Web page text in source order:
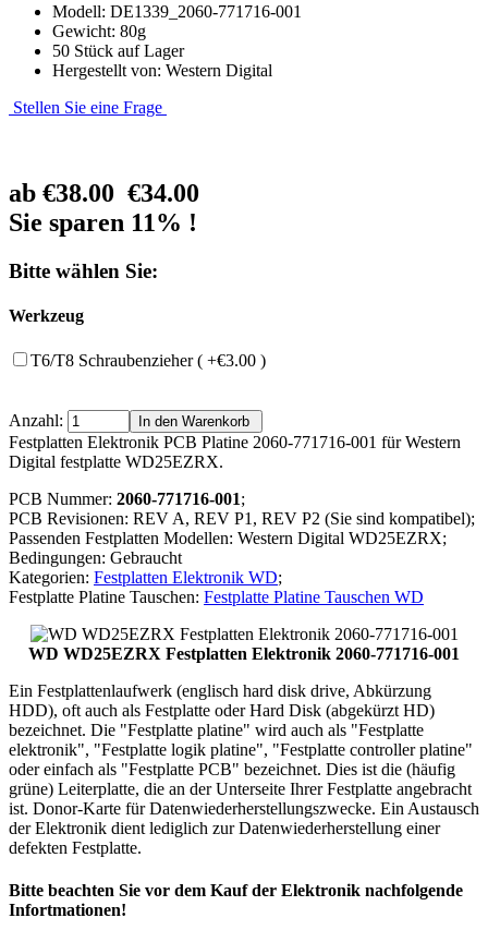
Modell: DE1339_2060-771716-001
Gewicht: 80g
50 Stück auf Lager
Hergestellt von: Western Digital
Stellen Sie eine Frage
ab €38.00 €34.00
Sie sparen 11% !
Bitte wählen Sie:
Werkzeug
T6/T8 Schraubenzieher ( +€3.00 )
Anzahl:
Festplatten Elektronik PCB Platine 2060-771716-001 für Western
Digital festplatte WD25EZRX.
PCB Nummer: 2060-771716-001;
PCB Revisionen: REV A, REV P1, REV P2 (Sie sind kompatibel);
Passenden Festplatten Modellen: Western Digital WD25EZRX;
Bedingungen: Gebraucht
Kategorien: Festplatten Elektronik WD;
Festplatte Platine Tauschen: Festplatte Platine Tauschen WD
WD WD25EZRX Festplatten Elektronik 2060-771716-001
Ein Festplattenlaufwerk (englisch hard disk drive, Abkürzung
HDD), oft auch als Festplatte oder Hard Disk (abgekürzt HD)
bezeichnet. Die "Festplatte platine" wird auch als "Festplatte
elektronik", "Festplatte logik platine", "Festplatte controller platine"
oder einfach als "Festplatte PCB" bezeichnet. Dies ist die (häufig
grüne) Leiterplatte, die an der Unterseite Ihrer Festplatte angebracht
ist. Donor-Karte für Datenwiederherstellungszwecke. Ein Austausch
der Elektronik dient lediglich zur Datenwiederherstellung einer
defekten Festplatte.
Bitte beachten Sie vor dem Kauf der Elektronik nachfolgende
Infortmationen!